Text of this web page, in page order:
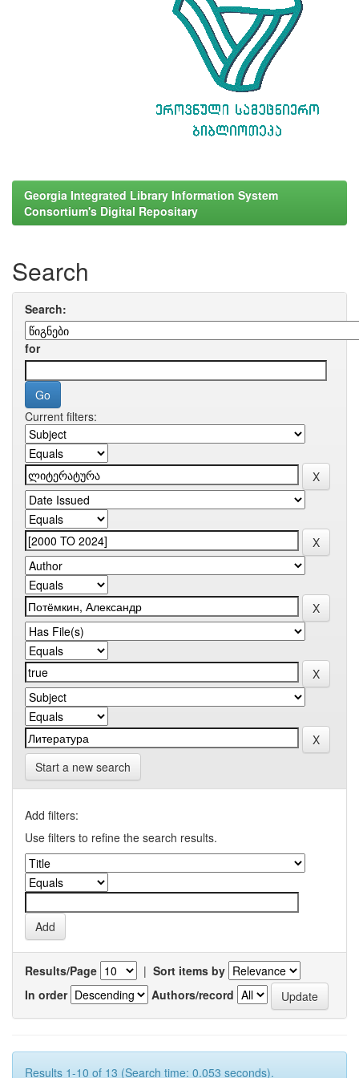
Georgia Integrated Library Information System
Consortium's Digital Repositary
Search
Search:
for
Current filters:
Start a new search
Add filters:
Use filters to refine the search results.
Results/Page | Sort items by
In order
Authors/record
Results 1-10 of 13 (Search time: 0.053 seconds).